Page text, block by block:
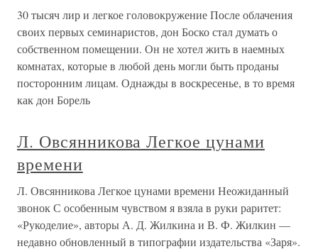
30 тысяч лир и легкое головокружение После облачения
своих первых семинаристов, дон Боско стал думать о
собственном помещении. Он не хотел жить в наемных
комнатах, которые в любой день могли быть проданы
посторонним лицам. Однажды в воскресенье, в то время
как дон Борель
Л. Овсянникова Легкое цунами
времени
Л. Овсянникова Легкое цунами времени Неожиданный
звонок С особенным чувством я взяла в руки раритет:
«Рукоделие», авторы А. Д. Жилкина и В. Ф. Жилкин —
недавно обновленный в типографии издательства «Заря».